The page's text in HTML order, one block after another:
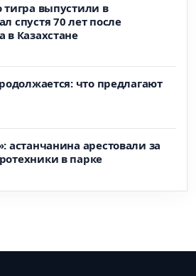
тигра выпустили в
спустя 70 лет после
в Казахстане
что предлагают
астанчанина арестовали за
в парке